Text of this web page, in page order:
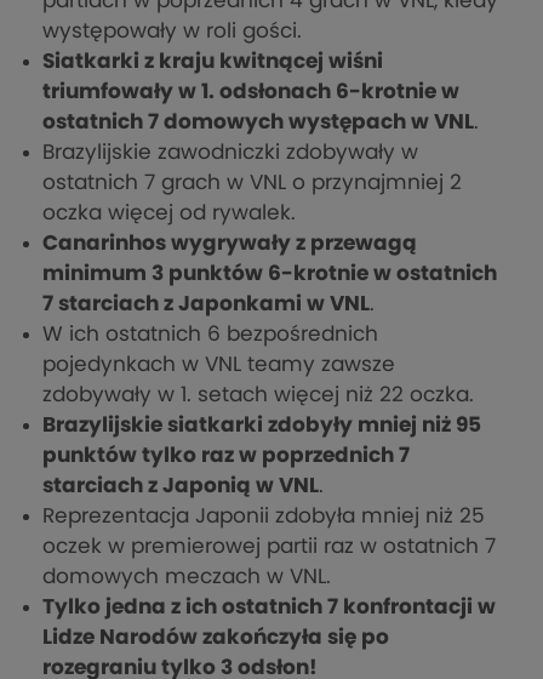
występowały w roli gości.
Siatkarki z kraju kwitnącej wiśni
triumfowały w 1. odsłonach 6-krotnie w
ostatnich 7 domowych występach w VNL.
Brazylijskie zawodniczki zdobywały w
ostatnich 7 grach w VNL o przynajmniej 2
oczka więcej od rywalek.
Canarinhos wygrywały z przewagą
minimum 3 punktów 6-krotnie w ostatnich
7 starciach z Japonkami w VNL.
W ich ostatnich 6 bezpośrednich
pojedynkach w VNL teamy zawsze
zdobywały w 1. setach więcej niż 22 oczka.
Brazylijskie siatkarki zdobyły mniej niż 95
punktów tylko raz w poprzednich 7
starciach z Japonią w VNL.
Reprezentacja Japonii zdobyła mniej niż 25
oczek w premierowej partii raz w ostatnich 7
domowych meczach w VNL.
Tylko jedna z ich ostatnich 7 konfrontacji w
Lidze Narodów zakończyła się po
rozegraniu tylko 3 odsłon!